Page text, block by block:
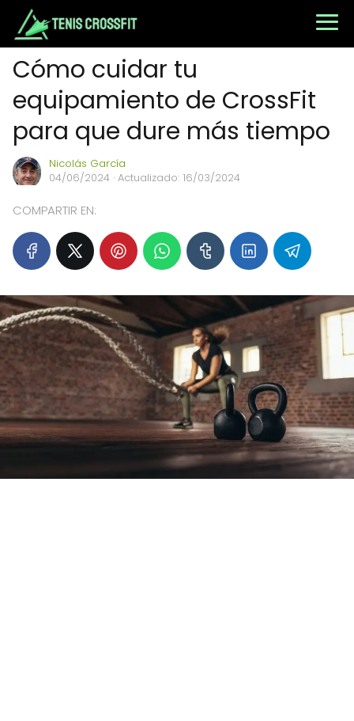
Cómo cuidar tu
equipamiento de CrossFit
para que dure más tiempo
Nicolás García
04/06/2024 · Actualizado: 16/03/2024
COMPARTIR EN: